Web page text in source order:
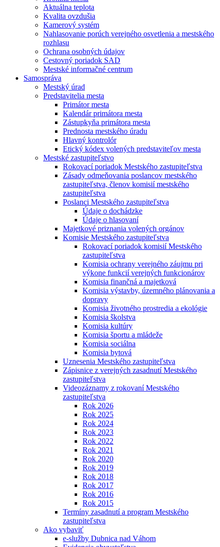
Aktuálna teplota
Kvalita ovzdušia
Kamerový systém
Nahlasovanie porúch verejného osvetlenia a mestského
rozhlasu
Ochrana osobných údajov
Cestovný poriadok SAD
Mestské informačné centrum
Samospráva
Mestský úrad
Predstavitelia mesta
Primátor mesta
Kalendár primátora mesta
Zástupkyňa primátora mesta
Prednosta mestského úradu
Hlavný kontrolór
Etický kódex volených predstaviteľov mesta
Mestské zastupiteľstvo
Rokovací poriadok Mestského zastupiteľstva
Zásady odmeňovania poslancov mestského
zastupiteľstva, členov komisií mestského
zastupiteľstva
Poslanci Mestského zastupiteľstva
Údaje o dochádzke
Údaje o hlasovaní
Majetkové priznania volených orgánov
Komisie Mestského zastupiteľstva
Rokovací poriadok komisií Mestského
zastupiteľstva
Komisia ochrany verejného záujmu pri
výkone funkcií verejných funkcionárov
Komisia finančná a majetková
Komisia výstavby, územného plánovania a
dopravy
Komisia životného prostredia a ekológie
Komisia školstva
Komisia kultúry
Komisia športu a mládeže
Komisia sociálna
Komisia bytová
Uznesenia Mestského zastupiteľstva
Zápisnice z verejných zasadnutí Mestského
zastupiteľstva
Videozáznamy z rokovaní Mestského
zastupiteľstva
Rok 2026
Rok 2025
Rok 2024
Rok 2023
Rok 2022
Rok 2021
Rok 2020
Rok 2019
Rok 2018
Rok 2017
Rok 2016
Rok 2015
Termíny zasadnutí a program Mestského
zastupiteľstva
Ako vybaviť
e-služby Dubnica nad Váhom